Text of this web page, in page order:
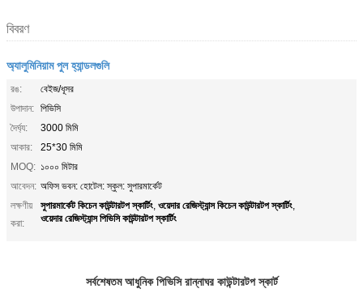
বিবরণ
অ্যালুমিনিয়াম পুল হ্যান্ডলগুলি
রঙ:
বেইজ/ধূসর
উপাদান: পিভিসি
দৈর্ঘ্য:
3000 মিমি
আকার:
25*30 মিমি
MOQ: ১০০০ মিটার
আবেদন: অফিস ভবন: হোটেল: স্কুল: সুপারমার্কেট
লক্ষণীয়
করা:
সুপারমার্কেট কিচেন কাউন্টারটপ স্কার্টিং, ওয়েদার রেজিস্ট্যান্স কিচেন কাউন্টারটপ স্কার্টিং,
ওয়েদার রেজিস্ট্যান্স পিভিসি কাউন্টারটপ স্কার্টিং
সর্বশেষতম আধুনিক পিভিসি রান্নাঘর কাউন্টারটপ স্কার্ট